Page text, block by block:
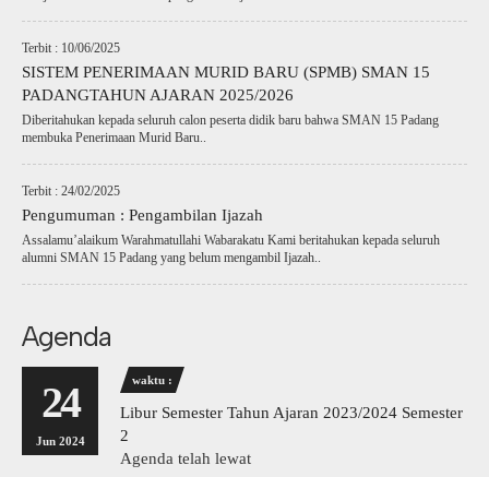
Terbit : 10/06/2025
SISTEM PENERIMAAN MURID BARU (SPMB) SMAN 15
PADANGTAHUN AJARAN 2025/2026
Diberitahukan kepada seluruh calon peserta didik baru bahwa SMAN 15 Padang
membuka Penerimaan Murid Baru..
Terbit : 24/02/2025
Pengumuman : Pengambilan Ijazah
Assalamu’alaikum Warahmatullahi Wabarakatu Kami beritahukan kepada seluruh
alumni SMAN 15 Padang yang belum mengambil Ijazah..
Agenda
24
Jun 2024
waktu :
Libur Semester Tahun Ajaran 2023/2024 Semester
2
Agenda telah lewat